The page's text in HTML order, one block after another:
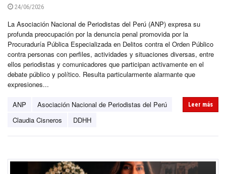
24/06/2026
La Asociación Nacional de Periodistas del Perú (ANP) expresa su
profunda preocupación por la denuncia penal promovida por la
Procuraduría Pública Especializada en Delitos contra el Orden Público
contra personas con perfiles, actividades y situaciones diversas, entre
ellos periodistas y comunicadores que participan activamente en el
debate público y político. Resulta particularmente alarmante que
expresiones...
ANP
Asociación Nacional de Periodistas del Perú
Claudia Cisneros
DDHH
Leer más